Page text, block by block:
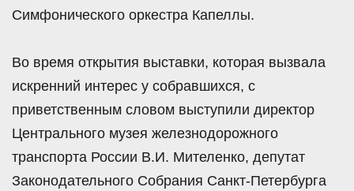
Симфонического оркестра Капеллы.
Во время открытия выставки, которая вызвала
искренний интерес у собравшихся, с
приветственным словом выступили директор
Центрального музея железнодорожного
транспорта России В.И. Мителенко, депутат
Законодательного Собрания Санкт-Петербурга